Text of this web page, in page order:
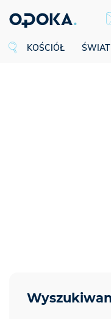
KOŚCIÓŁ ŚWIAT